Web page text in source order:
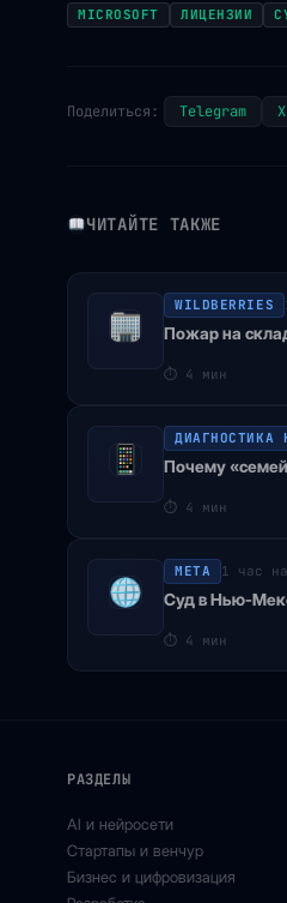
MICROSOFT ЛИЦЕНЗИИ
Поделиться: Telegram X
ЧИТАЙТЕ ТАКЖЕ
WILDBERRIES
Пожар на
⏱ 4 мин
ДИАГНОСТИКА
Почему
⏱ 4 мин
META 1 час
Суд в Нью-
⏱ 4 мин
РАЗДЕЛЫ
AI и нейросети
Стартапы и венчур
Бизнес и цифровизация